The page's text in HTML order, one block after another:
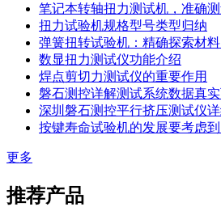
笔记本转轴扭力测试机，准确
扭力试验机规格型号类型归纳
弹簧扭转试验机：精确探索材
数显扭力测试仪功能介绍
焊点剪切力测试仪的重要作用
磐石测控详解测试系统数据真
深圳磐石测控平行挤压测试仪
按键寿命试验机的发展要考虑
更多
推荐产品